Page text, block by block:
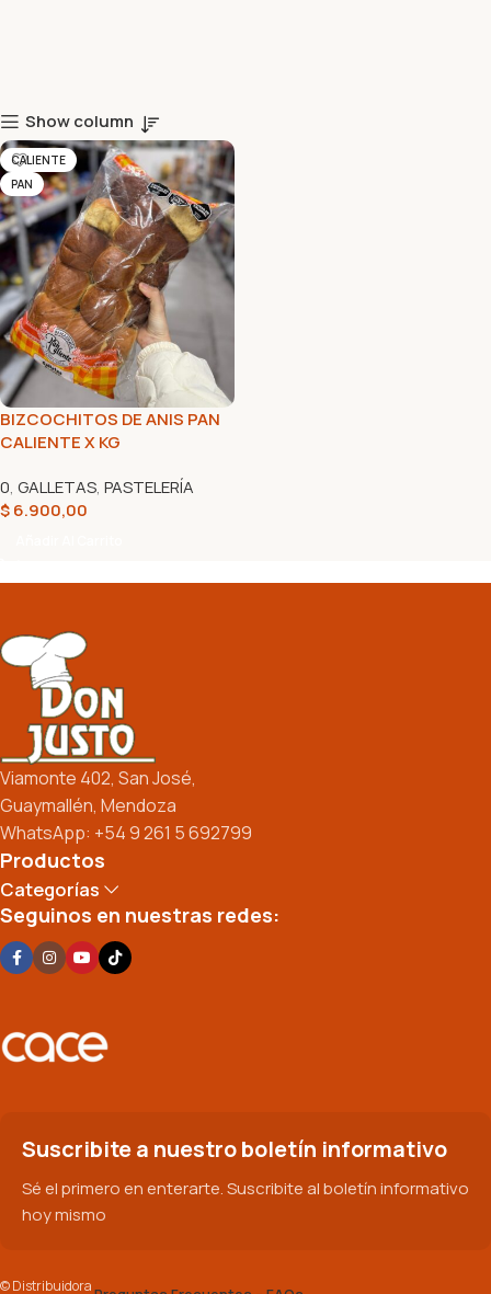
Show column
CALIENTE
PAN
BIZCOCHITOS DE ANIS PAN
CALIENTE X KG
0, GALLETAS, PASTELERÍA
$6.900,00
Viamonte 402, San José,
Guaymallén, Mendoza
WhatsApp: +54 9 261 5 692799
Productos
Categorías
Seguinos en nuestras redes:
Suscribite a nuestro boletín informativo
Sé el primero en enterarte. Suscribite al boletín informativo
hoy mismo
© Distribuidora